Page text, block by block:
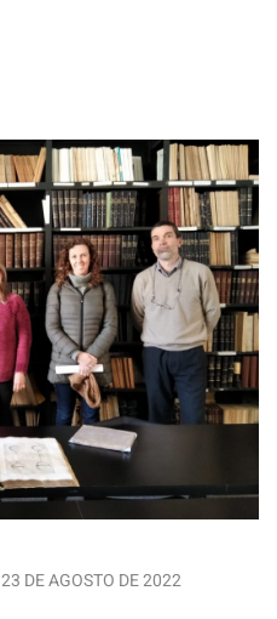
23 DE AGOSTO DE 2022